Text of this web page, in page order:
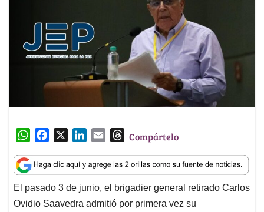
W
a
t
s
A
c
e
b
o
n
k
e
d
a
i
l
T
r
e
a
d
Compártelo
El pasado 3 de junio, el brigadier general retirado Carlos
Ovidio Saavedra admitió por primera vez su